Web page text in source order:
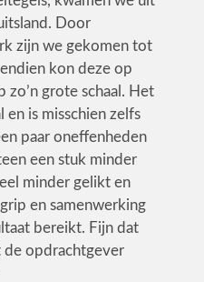
Door
zijn we gekomen tot
kon deze op
grote schaal. Het
en is misschien zelfs
paar oneffenheden
een stuk minder
minder gelikt en
en samenwerking
bereikt. Fijn dat
de opdrachtgever